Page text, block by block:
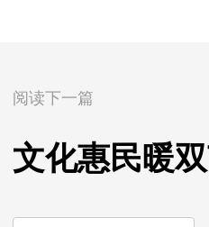
阅读下一篇
文化惠民暖